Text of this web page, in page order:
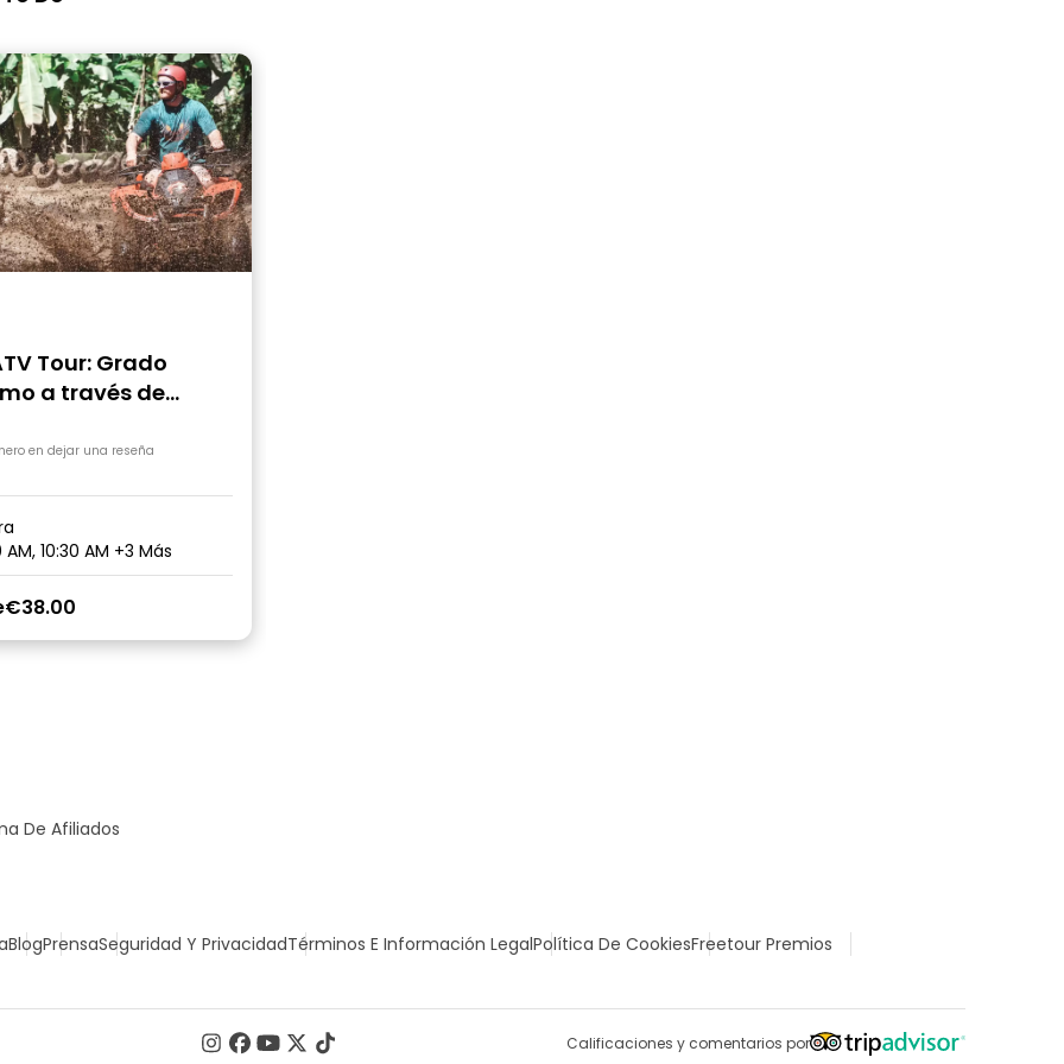
Tour: Grado
a través de
en dejar una reseña
10:30 AM +3 Más
€38.00
De Afiliados
BlogPrensaSeguridad Y PrivacidadTérminos E Información LegalPolítica De CookiesFreetour Premios
Calificaciones y comentarios por